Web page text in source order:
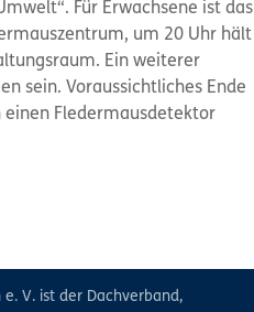
Für Erwachsene ist das
um 20 Uhr hält
Ein weiterer
sein. Voraussichtliches Ende
einen Fledermausdetektor
V. ist der Dachverband,